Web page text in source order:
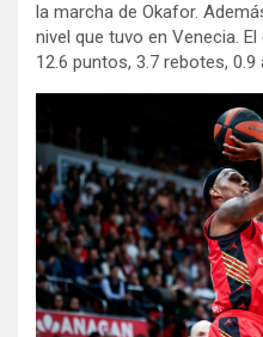
la marcha de Okafor.
nivel que tuvo en Venecia.
12.6 puntos, 3.7 rebotes,